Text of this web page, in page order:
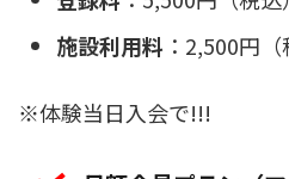
施設利用料 ：2,500円（
※体験当日入会で!!!